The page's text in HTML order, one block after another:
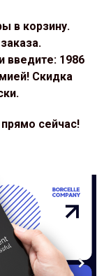
в корзину.
введите: 1986
Скидка
сейчас!